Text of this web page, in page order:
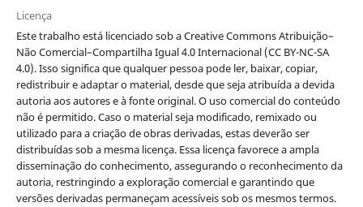
Licença
Este trabalho está licenciado sob a Creative Commons Atribuição–
Não Comercial–Compartilha Igual 4.0 Internacional (CC BY-NC-SA
4.0). Isso significa que qualquer pessoa pode ler, baixar, copiar,
redistribuir e adaptar o material, desde que seja atribuída a devida
autoria aos autores e à fonte original. O uso comercial do conteúdo
não é permitido. Caso o material seja modificado, remixado ou
utilizado para a criação de obras derivadas, estas deverão ser
distribuídas sob a mesma licença. Essa licença favorece a ampla
disseminação do conhecimento, assegurando o reconhecimento da
autoria, restringindo a exploração comercial e garantindo que
versões derivadas permaneçam acessíveis sob os mesmos termos.